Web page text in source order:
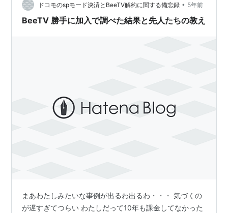
ているのか？？！！！ japan.cnet.com 報道発表資料 : ド
コモ…
ドコモのspモード決済とBeeTV解約に関する備忘録 • 5年前
BeeTV 勝手に加入で調べた結果と先人たちの教え
まあわたしみたいな事例が出るわ出るわ・・・ 気づくの
が遅すぎてつらい わたしだって10年も課金してなかった